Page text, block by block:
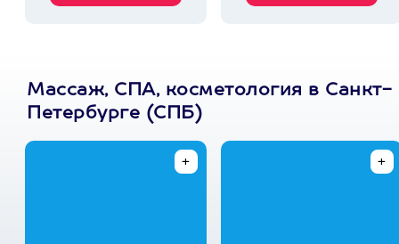
Массаж, СПА, косметология в Санкт-
Петербурге (СПБ)